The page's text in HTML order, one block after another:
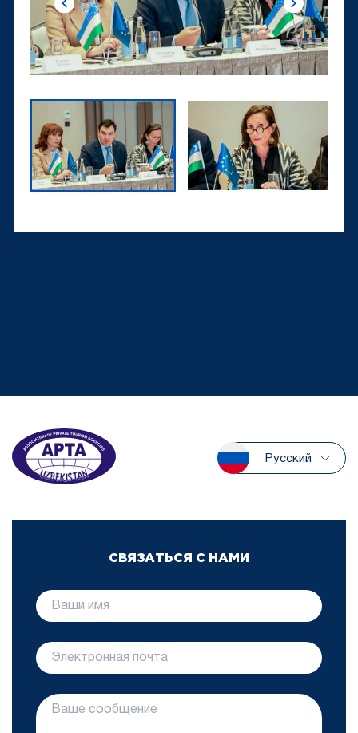
Русский
СВЯЗАТЬСЯ С НАМИ